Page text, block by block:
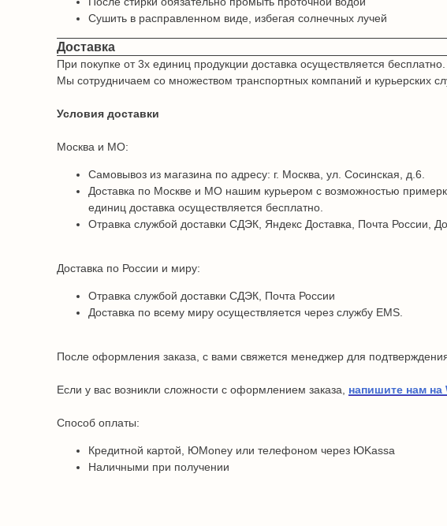
Сушить в расправленном виде, избегая солнечных лучей
Доставка
При покупке от 3х единиц продукции доставка осуществляется бесплатно.
Мы сотрудничаем со множеством транспортных компаний и курьерских
Условия доставки
Москва и МО:
Самовывоз из магазина по адресу: г. Москва, ул. Сосинская, д.6.
Доставка по Москве и МО нашим курьером с возможностью
единиц доставка осуществляется бесплатно.
Отравка службой доставки СДЭК, Яндекс Доставка, Почта России,
Доставка по России и миру:
Отравка службой доставки СДЭК, Почта России
Доставка по всему миру осуществляется через службу EMS.
После оформления заказа, с вами свяжется менеджер для
Если у вас возникли сложности с оформлением заказа, напишите нам на
Способ оплаты:
Кредитной картой, ЮMoney или телефоном через ЮKassa
Наличными при получении